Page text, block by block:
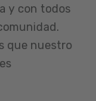
y con todos
que nuestro